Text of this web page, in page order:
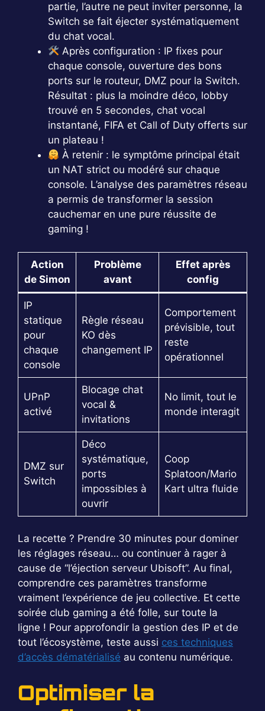
partie, l’autre ne peut inviter personne, la
Switch se fait éjecter systématiquement
du chat vocal.
Après configuration : IP fixes pour
chaque console, ouverture des bons
ports sur le routeur, DMZ pour la Switch.
Résultat : plus la moindre déco, lobby
trouvé en 5 secondes, chat vocal
instantané, FIFA et Call of Duty offerts sur
un plateau !
À retenir : le symptôme principal était
un NAT strict ou modéré sur chaque
console. L’analyse des paramètres réseau
a permis de transformer la session
cauchemar en une pure réussite de
gaming !
Action
de Simon
Problème
avant
Effet après
config
IP
statique
pour
chaque
console
Règle réseau
KO dès
changement IP
Comportement
prévisible, tout
reste
opérationnel
UPnP
activé
Blocage chat
vocal &
invitations
No limit, tout le
monde interagit
DMZ sur
Switch
Déco
systématique,
ports
impossibles à
ouvrir
Coop
Splatoon/Mario
Kart ultra fluide
La recette ? Prendre 30 minutes pour dominer
les réglages réseau… ou continuer à rager à
cause de “l’éjection serveur Ubisoft”. Au final,
comprendre ces paramètres transforme
vraiment l’expérience de jeu collective. Et cette
soirée club gaming a été folle, sur toute la
ligne ! Pour approfondir la gestion des IP et de
tout l’écosystème, teste aussi ces techniques
d’accès dématérialisé au contenu numérique.
Optimiser la